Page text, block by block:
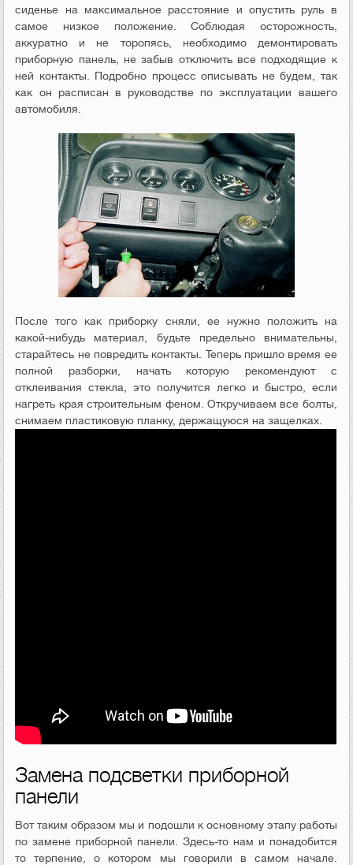
сиденье на максимальное расстояние и опустить руль в
самое низкое положение. Соблюдая осторожность,
аккуратно и не торопясь, необходимо демонтировать
приборную панель, не забыв отключить все подходящие к
ней контакты. Подробно процесс описывать не будем, так
как он расписан в руководстве по эксплуатации вашего
автомобиля.
После того как приборку сняли, ее нужно положить на
какой-нибудь материал, будьте предельно внимательны,
старайтесь не повредить контакты. Теперь пришло время ее
полной разборки, начать которую рекомендуют с
отклеивания стекла, это получится легко и быстро, если
нагреть края строительным феном. Откручиваем все болты,
снимаем пластиковую планку, держащуюся на защелках.
Замена подсветки приборной
панели
Вот таким образом мы и подошли к основному этапу работы
по замене приборной панели. Здесь-то нам и понадобится
то терпение, о котором мы говорили в самом начале.